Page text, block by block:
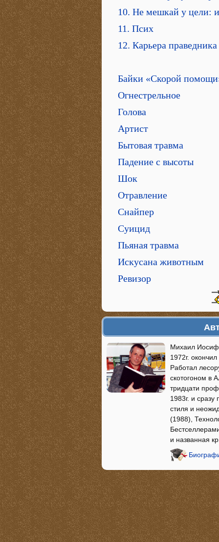
10. Не мешкай у цели:
11. Псих
12. Карьера праведника
Байки «Скорой
Огнестрельное
Голова
Артист
Бытовая травма
Падение с высоты
Шок
Отравление
Снайпер
Суицид
Пьяная травма
Искусана животным
Ревизор
Михаил
1972г.
Работал
скотогоном в
тридцати
1983г. и сразу
стиля и
(1988),
и названная